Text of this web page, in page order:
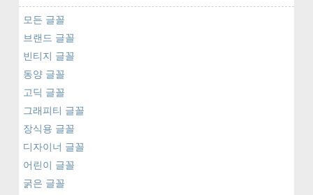
모든 글꼴
브랜드 글꼴
빈티지 글꼴
동양 글꼴
고딕 글꼴
그래피티 글꼴
장식용 글꼴
디자이너 글꼴
어린이 글꼴
굵은 글꼴